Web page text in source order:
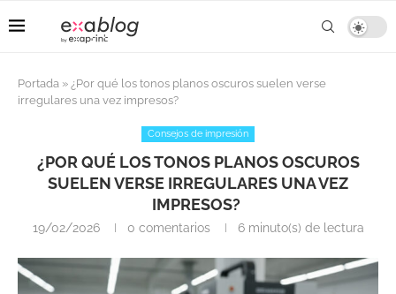
Portada » ¿Por qué los tonos planos oscuros suelen verse
irregulares una vez impresos?
Consejos de impresión
¿POR QUÉ LOS TONOS PLANOS OSCUROS
SUELEN VERSE IRREGULARES UNA VEZ
IMPRESOS?
19/02/2026 0 comentarios 6 minuto(s) de lectura